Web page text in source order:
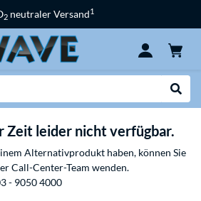
2 neutraler Versand1
Zeit leider nicht verfügbar.
Alternativprodukt haben, können Sie
Call-Center-Team wenden.
- 9050 4000